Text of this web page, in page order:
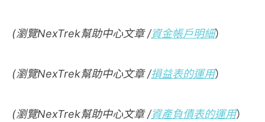
(瀏覽NexTrek幫助中心文章 /資金帳戶明細）
(瀏覽NexTrek幫助中心文章 /損益表的運用）
(瀏覽NexTrek幫助中心文章 /資產負債表的運用）